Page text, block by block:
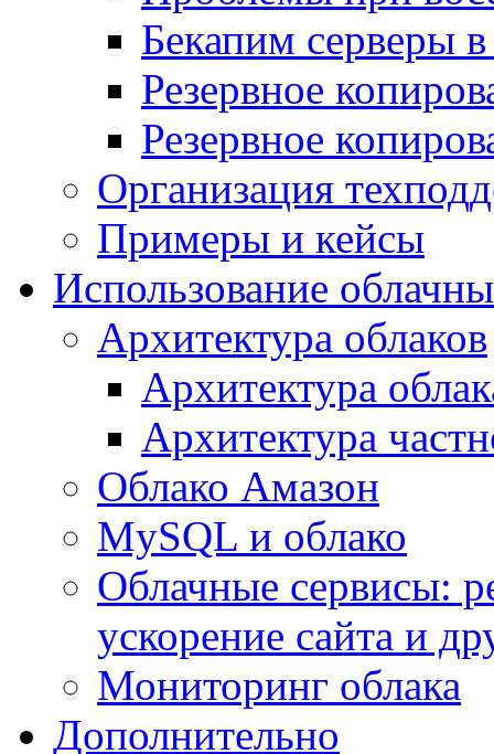
Бекапим серверы
Резервное
Резервное
Организация
Примеры и кейсы
Использование
Архитектура облаков
Архитектура
Архитектура
Облако Амазон
MySQL и облако
Облачные сервисы:
ускорение сайта и
Мониторинг облака
Дополнительно